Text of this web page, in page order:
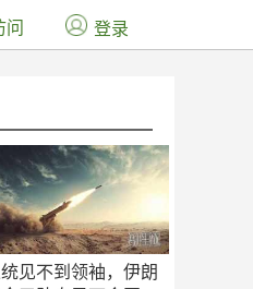
见不到领袖，伊朗
问 登录